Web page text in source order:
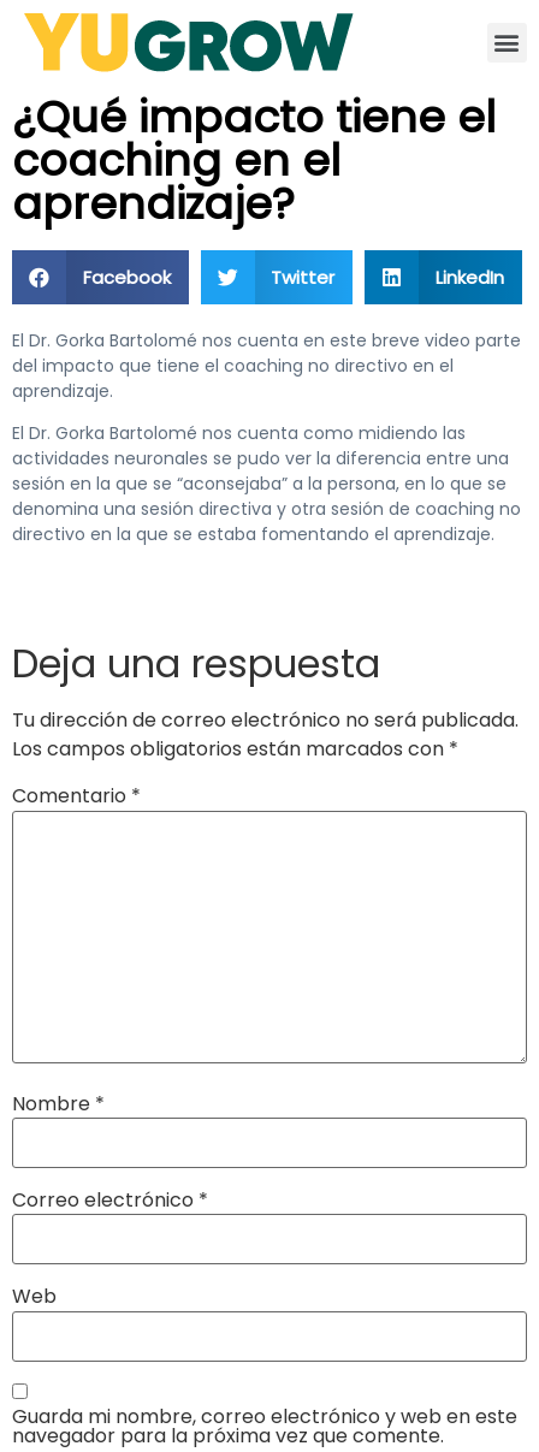
¿Qué impacto tiene el
coaching en el
aprendizaje?
Facebook Twitter LinkedIn
El Dr. Gorka Bartolomé nos cuenta en este breve video parte
del impacto que tiene el coaching no directivo en el
aprendizaje.
El Dr. Gorka Bartolomé nos cuenta como midiendo las
actividades neuronales se pudo ver la diferencia entre una
sesión en la que se “aconsejaba” a la persona, en lo que se
denomina una sesión directiva y otra sesión de coaching no
directivo en la que se estaba fomentando el aprendizaje.
Deja una respuesta
Tu dirección de correo electrónico no será publicada.
Los campos obligatorios están marcados con *
Comentario *
Nombre *
Correo electrónico *
Web
Guarda mi nombre, correo electrónico y web en este
navegador para la próxima vez que comente.